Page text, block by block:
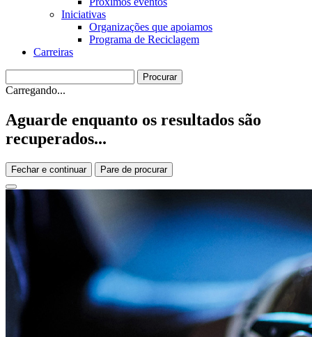
Iniciativas
Organizações que apoiamos
Programa de Reciclagem
Carreiras
Carregando...
Aguarde enquanto os resultados são
recuperados...
Fechar e continuar Pare de procurar